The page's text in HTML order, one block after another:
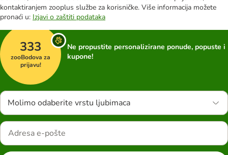
kontaktiranjem zooplus službe za korisničke. Više informacija možete
pronaći u: Izjavi o zaštiti podataka
333
zooBodova za
prijavu!
Ne propustite personalizirane ponude, popuste i
kupone!
Molimo odaberite vrstu ljubimaca